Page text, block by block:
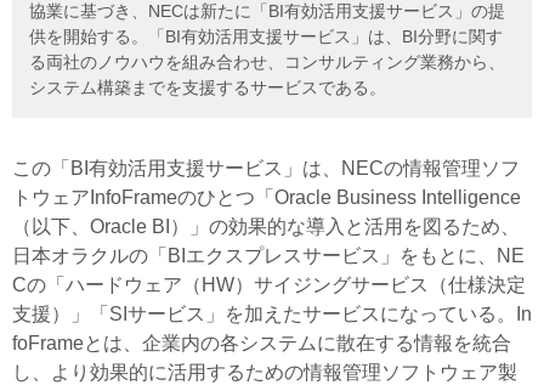
協業に基づき、NECは新たに「BI有効活用支援サービス」の提
供を開始する。「BI有効活用支援サービス」は、BI分野に関す
る両社のノウハウを組み合わせ、コンサルティング業務から、
システム構築までを支援するサービスである。
この「BI有効活用支援サービス」は、NECの情報管理ソフ
トウェアInfoFrameのひとつ「Oracle Business Intelligence
（以下、Oracle BI）」の効果的な導入と活用を図るため、
日本オラクルの「BIエクスプレスサービス」をもとに、NE
Cの「ハードウェア（HW）サイジングサービス（仕様決定
支援）」「SIサービス」を加えたサービスになっている。In
foFrameとは、企業内の各システムに散在する情報を統合
し、より効果的に活用するための情報管理ソフトウェア製